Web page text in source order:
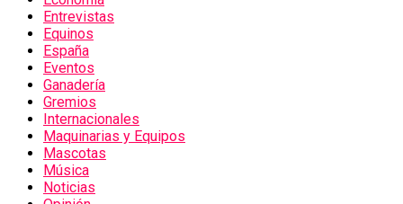
Entrevistas
Equinos
España
Eventos
Ganadería
Gremios
Internacionales
Maquinarias y Equipos
Mascotas
Música
Noticias